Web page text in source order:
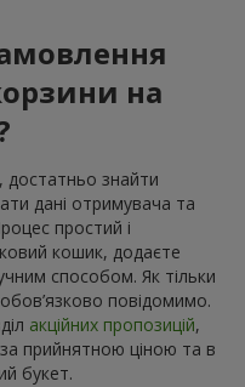
на
достатньо знайти
дані отримувача та
простий і
кошик, додаєте
способом. Як тільки
повідомимо.
акційних пропозицій,
прийнятною ціною та в
букет.